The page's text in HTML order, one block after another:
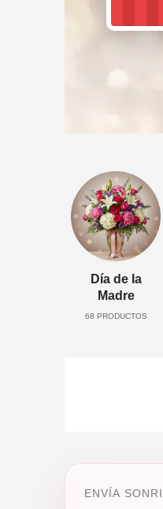
Día de la
Madre
68 PRODUCTOS
ENVÍA